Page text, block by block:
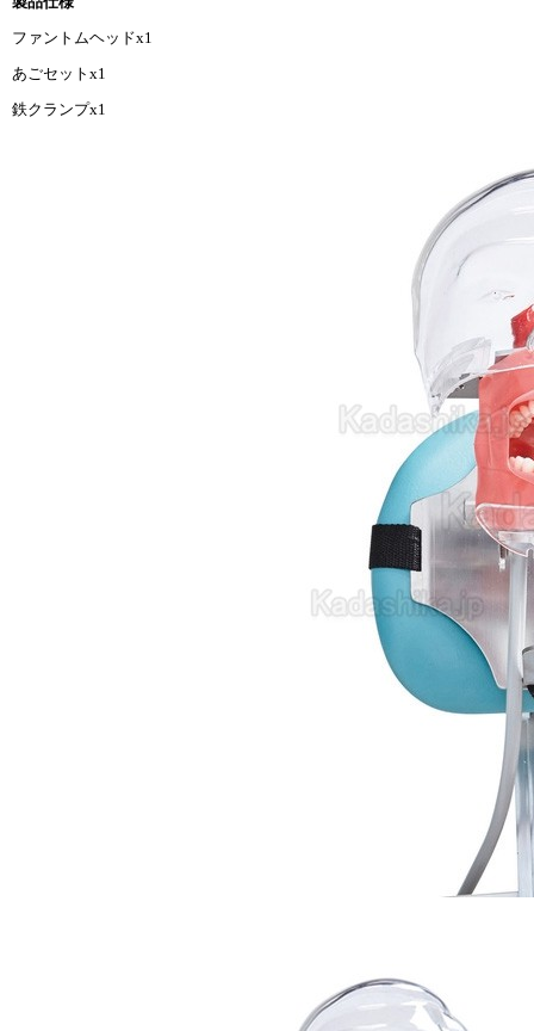
ファントムヘッドx1
あごセットx1
鉄クランプx1